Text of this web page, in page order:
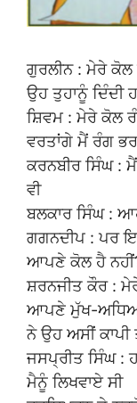
ਗੁਰਲੀਨ : ਮੇਰੇ ਕੋਲ
ਉਹ ਤੁਹਾਨੂੰ ਦਿੰਦੀ
ਸ਼ਿਵਮ : ਮੇਰੇ ਕੋਲ
ਵਰਤਾਂਗੇ ਮੈਂ ਰੰਗ
ਕਰਨਬੀਰ ਸਿੰਘ :
ਵੀ
ਬਲਕਾਰ ਸਿੰਘ :
ਗਗਨਦੀਪ : ਪਰ
ਆਪਣੇ ਕੋਲ ਹੈ
ਸ਼ਰਨਜੀਤ ਕੌਰ :
ਆਪਣੇ ਮੁੱਖ-
ਨੇ ਉਹ ਅਸੀਂ ਕਾਪੀ
ਜਸਪ੍ਰੀਤ ਸਿੰਘ :
ਮੈਨੂੰ ਲਿਖਵਾਏ ਸੀ